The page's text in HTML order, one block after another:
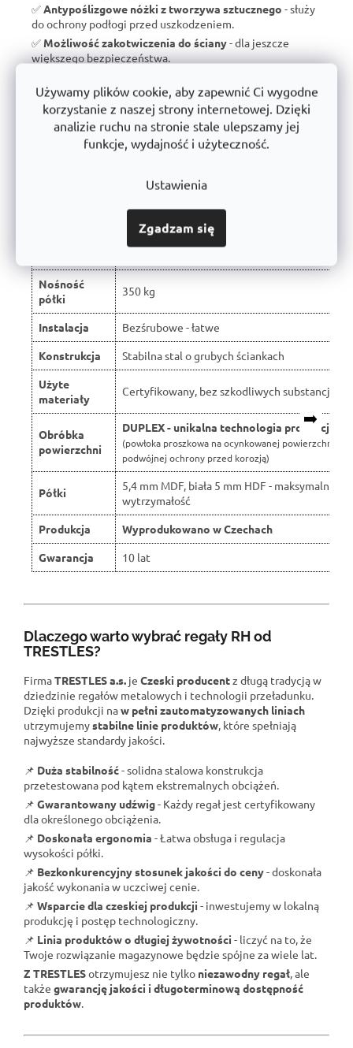
Używamy plików cookie, aby zapewnić Ci wygodne
korzystanie z naszej strony internetowej. Dzięki
analizie ruchu na stronie stale ulepszamy jej
funkcje, wydajność i użyteczność.
Ustawienia
Zgadzam się
✅ Antypoślizgowe nóżki z tworzywa sztucznego - służy
do ochrony podłogi przed uszkodzeniem.
✅ Możliwość zakotwiczenia do ściany- dla jeszcze
większego bezpieczeństwa.
wsparcie dla czeskiej produkcji.
10 lat gwarancji- dowód jakości i długoterminowej
trwałości.
Porównanie z typowymi regałami
➡️
W wyniku recenzji użytkowników produkt
Nośność
półki
350 kg
Instalacja
Bezśrubowe - łatwe
Konstrukcja
Stabilna stal o grubych ściankach
Użyte
materiały
Certyfikowany, bez szkodliwych substancji
Obróbka
powierzchni
DUPLEX - unikalna technologia produkcji
(powłoka proszkowa na ocynkowanej powierzchni dla
podwójnej ochrony przed korozją)
Półki
5,4 mm MDF, biała 5 mm HDF - maksymalna
wytrzymałość
Produkcja
Wyprodukowano w Czechach
Gwarancja
10 lat
Dlaczego warto wybrać regały RH od
TRESTLES?
FirmaTRESTLES a.s. je Czeski producentz długą tradycją w
dziedzinie regałów metalowych i technologii przeładunku.
Dzięki produkcji naw pełni zautomatyzowanych liniach
utrzymujemystabilne linie produktów , które spełniają
najwyższe standardy jakości.
📌 Duża stabilność- solidna stalowa konstrukcja
przetestowana pod kątem ekstremalnych obciążeń.
📌 Gwarantowany udźwig- Każdy regał jest certyfikowany
dla określonego obciążenia.
📌 Doskonała ergonomia - Łatwa obsługa i regulacja
wysokości półki.
📌 Bezkonkurencyjny stosunek jakości do ceny- doskonała
jakość wykonania w uczciwej cenie.
📌 Wsparcie dla czeskiej produkcji - inwestujemy w lokalną
produkcję i postęp technologiczny.
📌 Linia produktów o długiej żywotności - liczyć na to, że
Twoje rozwiązanie magazynowe będzie spójne za wiele lat.
Z TRESTLESotrzymujesz nie tylko niezawodny regał , ale
także gwarancję jakości i długoterminową dostępność
produktów